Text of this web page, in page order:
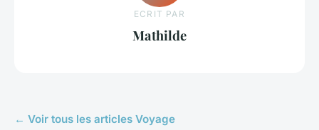
ECRIT PAR
Mathilde
← Voir tous les articles Voyage